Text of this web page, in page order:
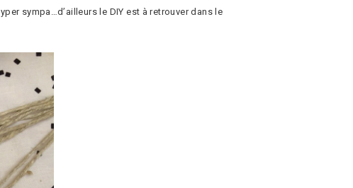
sympa…d’ailleurs le DIY est à retrouver dans le